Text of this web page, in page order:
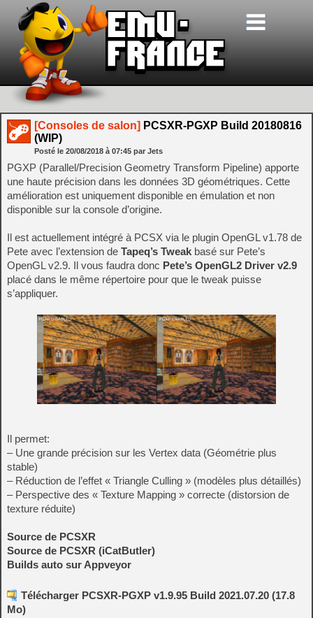
[Consoles de salon] PCSXR-PGXP Build 20180816
(WIP)
Posté le 20/08/2018 à 07:45 par Jets
PGXP (Parallel/Precision Geometry Transform Pipeline) apporte
une haute précision dans les données 3D géométriques. Cette
amélioration est uniquement disponible en émulation et non
disponible sur la console d’origine.
Il est actuellement intégré à PCSX via le plugin OpenGL v1.78 de
Pete avec l’extension de Tapeq’s Tweak basé sur Pete’s
OpenGL v2.9. Il vous faudra donc Pete’s OpenGL2 Driver v2.9
placé dans le même répertoire pour que le tweak puisse
s’appliquer.
Il permet:
– Une grande précision sur les Vertex data (Géométrie plus
stable)
– Réduction de l’effet « Triangle Culling » (modèles plus détaillés)
– Perspective des « Texture Mapping » correcte (distorsion de
texture réduite)
Source de PCSXR
Source de PCSXR (iCatButler)
Builds auto sur Appveyor
Télécharger PCSXR-PGXP v1.9.95 Build 2021.07.20 (17.8
Mo)